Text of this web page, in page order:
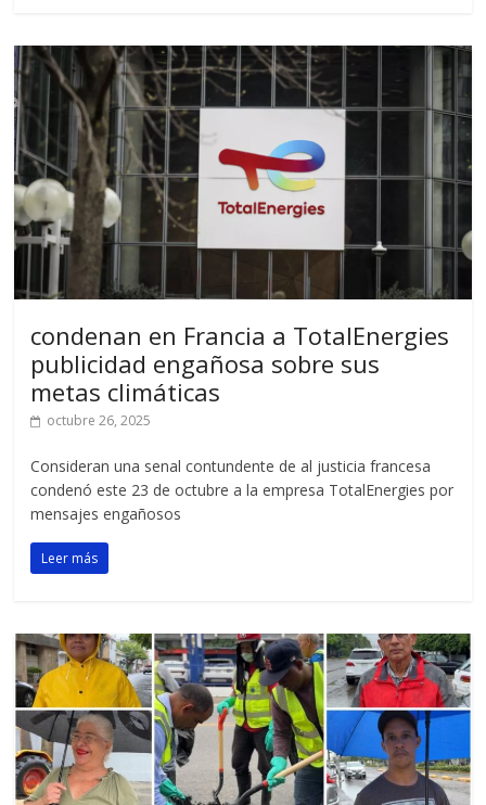
condenan en Francia a TotalEnergies
publicidad engañosa sobre sus
metas climáticas
octubre 26, 2025
Consideran una senal contundente de al justicia francesa
condenó este 23 de octubre a la empresa TotalEnergies por
mensajes engañosos
Leer más